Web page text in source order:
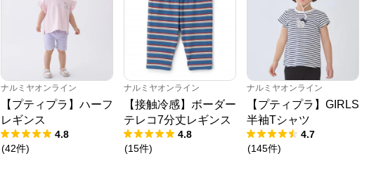
ナルミヤオンライン
【プティプラ】ハーフ
レギンス
4.8
(42件)
ナルミヤオンライン
【接触冷感】ボーダー
テレコ7分丈レギンス
4.8
(15件)
ナルミヤオンライン
【プティプラ】GIRLS
半袖Tシャツ
4.7
(145件)